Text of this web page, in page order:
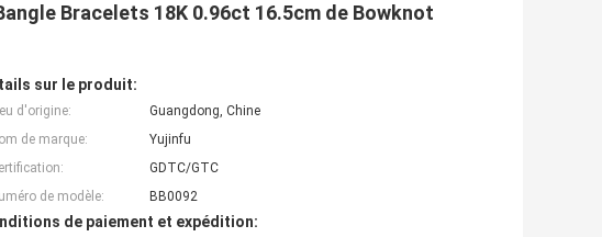
Bracelets 18K 0.96ct 16.5cm de Bowknot
sur le produit:
d'origine:
Guangdong, Chine
de marque:
Yujinfu
GDTC/GTC
de modèle:
BB0092
de paiement et expédition: